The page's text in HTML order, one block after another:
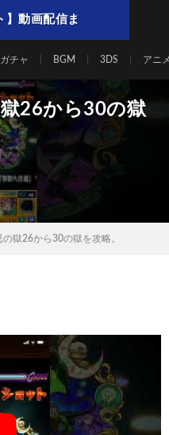
】動画配信ま
ガチャ BGM 3DS アニ
26から30の獄
の獄26から30の獄を攻略。